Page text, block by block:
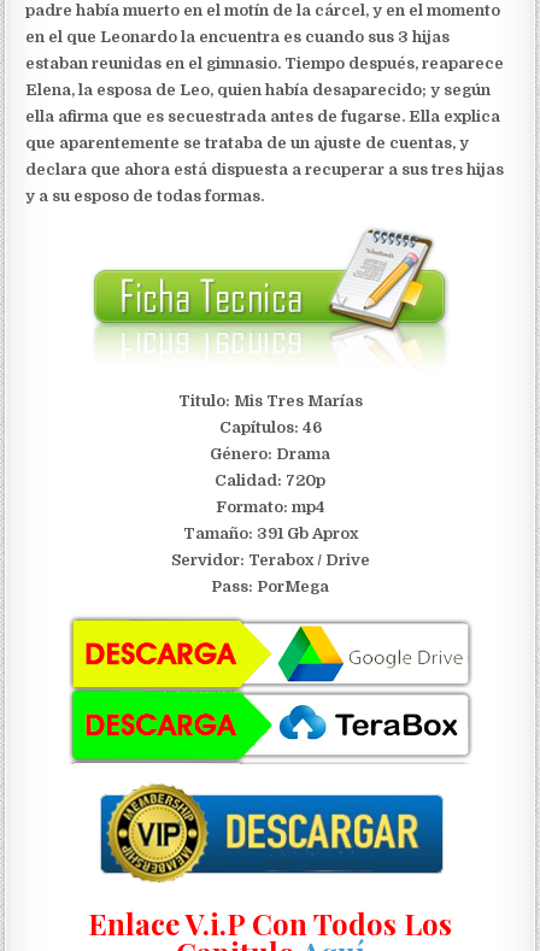
padre había muerto en el motín de la cárcel, y en el momento
en el que Leonardo la encuentra es cuando sus 3 hijas
estaban reunidas en el gimnasio. Tiempo después, reaparece
Elena, la esposa de Leo, quien había desaparecido; y según
ella afirma que es secuestrada antes de fugarse. Ella explica
que aparentemente se trataba de un ajuste de cuentas, y
declara que ahora está dispuesta a recuperar a sus tres hijas
y a su esposo de todas formas.
Titulo: Mis Tres Marías
Capítulos: 46
Género: Drama
Calidad: 720p
Formato: mp4
Tamaño: 391 Gb Aprox
Servidor: Terabox / Drive
Pass: PorMega
Enlace V.i.P Con Todos Los